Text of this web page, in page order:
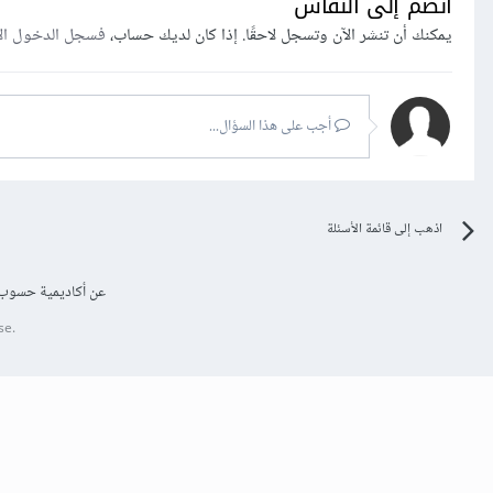
يمكنك أن تنشر الآن وتسجل لاحقًا. إذا كان لديك حساب،فسجل الدخول
أجب على هذا السؤال...
اذهب إلى قائمة الأسئلة
عن أكاديمية